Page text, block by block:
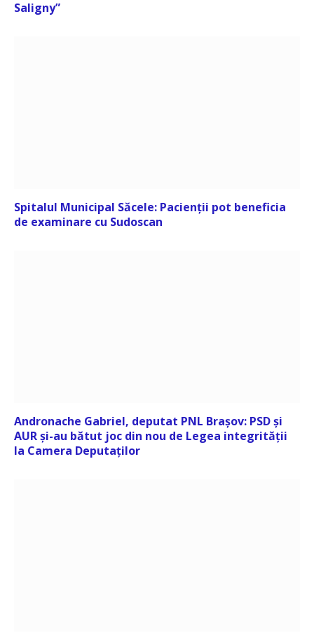
Saligny”
Spitalul Municipal Săcele: Pacienții pot beneficia
de examinare cu Sudoscan
Andronache Gabriel, deputat PNL Brașov: PSD și
AUR și-au bătut joc din nou de Legea integrității
la Camera Deputaților